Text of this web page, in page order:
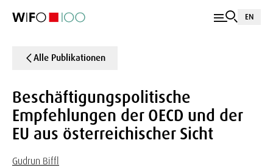
EN
Alle Publikationen
Beschäftigungspolitische
Empfehlungen der OECD und der
EU aus österreichischer Sicht
Gudrun Biffl